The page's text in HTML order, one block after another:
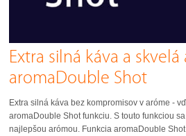
Extra silná káva a skvelá
aromaDouble Shot
Extra silná káva bez kompromisov v aróme -
aromaDouble Shot funkciu. S touto funkciou
najlepšou arómou. Funkcia aromaDouble